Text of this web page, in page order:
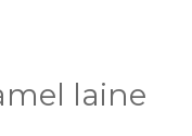
laine